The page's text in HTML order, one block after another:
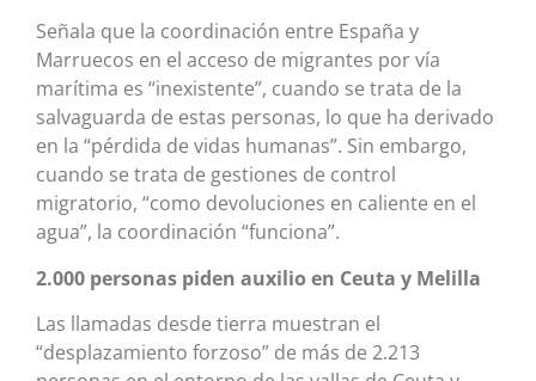
Señala que la coordinación entre España y
Marruecos en el acceso de migrantes por vía
marítima es “inexistente”, cuando se trata de la
salvaguarda de estas personas, lo que ha derivado
en la “pérdida de vidas humanas”. Sin embargo,
cuando se trata de gestiones de control
migratorio, “como devoluciones en caliente en el
agua”, la coordinación “funciona”.
2.000 personas piden auxilio en Ceuta y Melilla
Las llamadas desde tierra muestran el
“desplazamiento forzoso” de más de 2.213